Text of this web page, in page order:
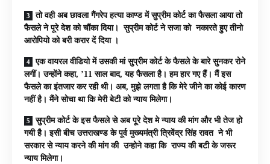
तो वही अब छावला गैंगरेप हत्या काण्ड में सुप्रीम कोर्ट का फैसला आया तो
फैसले ने पूरे देश को चौंका दिया। सुप्रीम कोर्ट ने सजा को नकारते हुए तीनो
आरोपियो को बरी करार दें दिया ।
एक वायरल वीडियो में उसकी मां सुप्रीम कोर्ट के फैसले के बारे सुनकर रोने
लगीं। उन्होंने कहा, ’11 साल बाद, यह फैसला है। हम हार गए हैं। मैं इस
फैसले का इंतजार कर रही थी। अब, मुझे लगता है कि मेरे जीने का कोई कारण
नहीं है। मैंने सोचा था कि मेरी बेटी को न्याय मिलेगा।
सुप्रीम कोर्ट के इस फैसले से अब पूरे देश मे न्याय की मांग और भी तेज हो
गयी है। इसी बीच उत्तराखण्ड के पूर्व मुख्यमंत्री त्रिवेंद्र सिंह रावत ने भी
सरकार से न्याय करने की मांग की उन्होने कहा कि राज्य की बटी के जरूर
न्याय मिलेगा।